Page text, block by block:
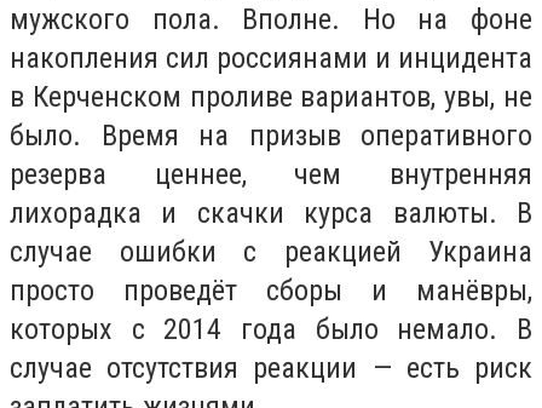
мужского пола. Вполне. Но на фоне
накопления сил россиянами и инцидента
в Керченском проливе вариантов, увы, не
было. Время на призыв оперативного
резерва ценнее, чем внутренняя
лихорадка и скачки курса валюты. В
случае ошибки с реакцией Украина
просто проведёт сборы и манёвры,
которых с 2014 года было немало. В
случае отсутствия реакции — есть риск